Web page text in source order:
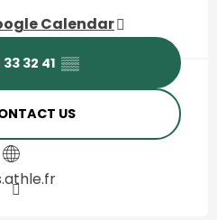
Calendar
33 32 41 ▒▒
US